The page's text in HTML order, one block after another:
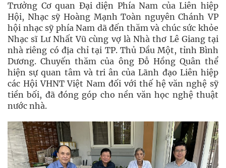
Trưởng Cơ quan Đại diện Phía Nam của Liên hiệp
Hội, Nhạc sỹ Hoàng Mạnh Toàn nguyên Chánh VP
hội nhạc sỹ phía Nam dã đến thăm và chúc sức khỏe
Nhạc sĩ Lư Nhất Vũ cùng vợ là Nhà thơ Lê Giang tại
nhà riêng có địa chỉ tại TP. Thủ Dầu Một, tỉnh Bình
Dương. Chuyến thăm của ông Đỗ Hồng Quân thể
hiện sự quan tâm và tri ân của Lãnh đạo Liên hiệp
các Hội VHNT Việt Nam đối với thế hệ văn nghệ sỹ
tiền bối, đã đóng góp cho nền văn học nghệ thuật
nước nhà.